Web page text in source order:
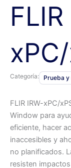
Categoría: Prueba
FLIR IRW-xPC/
Window para
eficiente, hacer
inaccesibles y
no planificados.
resisten